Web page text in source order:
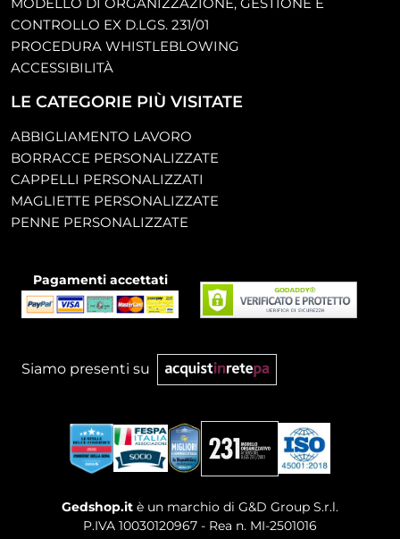
MODELLO DI ORGANIZZAZIONE, GESTIONE E
CONTROLLO EX D.LGS. 231/01
PROCEDURA WHISTLEBLOWING
ACCESSIBILITÀ
LE CATEGORIE PIÙ VISITATE
ABBIGLIAMENTO LAVORO
BORRACCE PERSONALIZZATE
CAPPELLI PERSONALIZZATI
MAGLIETTE PERSONALIZZATE
PENNE PERSONALIZZATE
Pagamenti accettati
Siamo presenti su
Gedshop.it è un marchio di G&D Group S.r.l.
P.IVA 10030120967 - Rea n. MI-2501016